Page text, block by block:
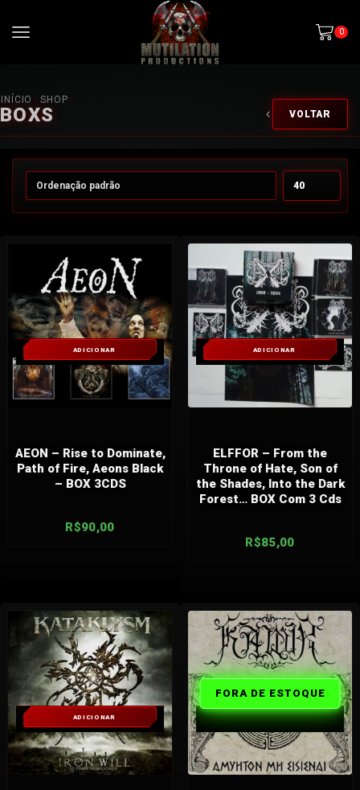
0
INÍCIO SHOP
BOXS VOLTAR
AEON – Rise to Dominate,
Path of Fire, Aeons Black
– BOX 3CDS
R$90,00
ELFFOR – From the
Throne of Hate, Son of
the Shades, Into the Dark
Forest… BOX Com 3 Cds
R$85,00
ESTOQUE
FORA DE ESTOQUE